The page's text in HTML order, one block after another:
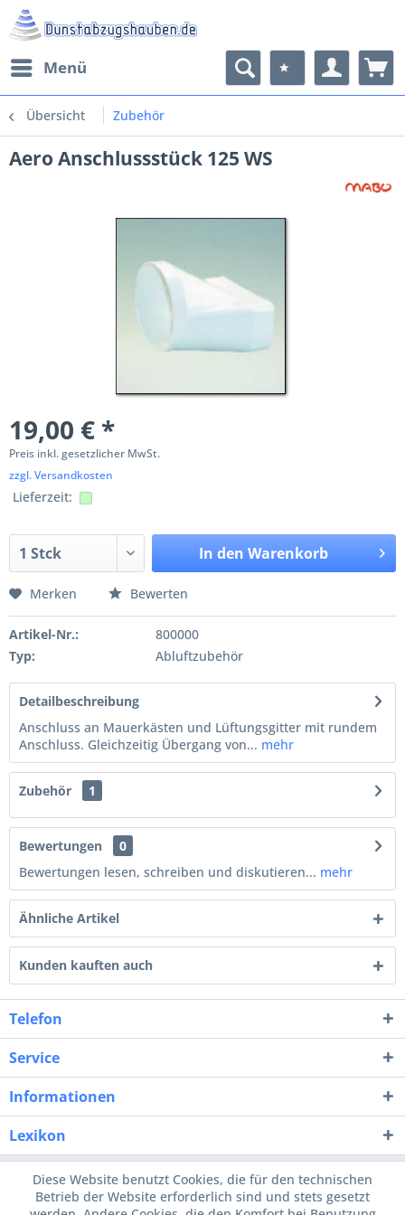
Menü
Übersicht Zubehör
Aero Anschlussstück 125 WS
19,00 € *
Preis inkl. gesetzlicher MwSt.
zzgl. Versandkosten
Lieferzeit:
In den Warenkorb
Merken Bewerten
Artikel-Nr.:
800000
Typ:
Abluftzubehör
Detailbeschreibung
Anschluss an Mauerkästen und Lüftungsgitter mit rundem
Anschluss. Gleichzeitig Übergang von... mehr
Zubehör 1
Bewertungen
0
Bewertungen lesen, schreiben und diskutieren... mehr
Ähnliche Artikel
Kunden kauften auch
Telefon
Service
Informationen
Lexikon
Diese Website benutzt Cookies, die für den technischen
Betrieb der Website erforderlich sind und stets gesetzt